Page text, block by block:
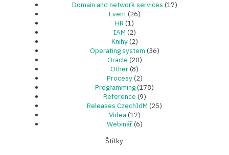
Domain and network services (17)
Event(26)
HR (1)
IAM (2)
Knihy(2)
Operating system (36)
Oracle (20)
Other(8)
Procesy(2)
Programming(178)
Reference (9)
Releases CzechIdM (25)
Videa(17)
Webinář(6)
Štítky